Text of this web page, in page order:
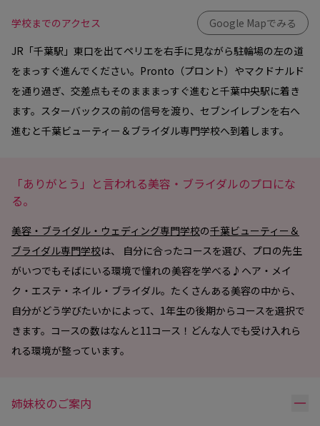
学校までのアクセス
Google Mapでみる
JR「千葉駅」東口を出てペリエを右手に見ながら駐輪場の左の道
をまっすぐ進んでください。Pronto（プロント）やマクドナルド
を通り過ぎ、交差点もそのまままっすぐ進むと千葉中央駅に着き
ます。スターバックスの前の信号を渡り、セブンイレブンを右へ
進むと千葉ビューティー＆ブライダル専門学校へ到着します。
「ありがとう」と言われる美容・ブライダルのプロにな
る。
美容・ブライダル・ウェディング専門学校の千葉ビューティー＆
ブライダル専門学校は、 自分に合ったコースを選び、プロの先生
がいつでもそばにいる環境で憧れの美容を学べる♪ヘア・メイ
ク・エステ・ネイル・ブライダル。たくさんある美容の中から、
自分がどう学びたいかによって、1年生の後期からコースを選択で
きます。コースの数はなんと11コース！どんな人でも受け入れら
れる環境が整っています。
姉妹校のご案内 リ